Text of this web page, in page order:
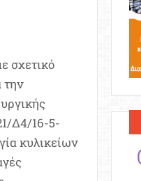
σχετικό
την
Δ4/16-5-
κυλικείων